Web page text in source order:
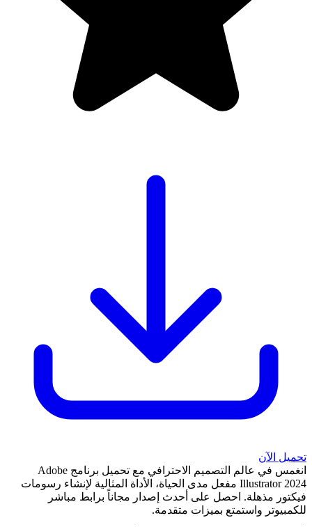
تحميل الآن
انغمس في عالم التصميم الاحترافي مع تحميل برنامج Adobe
Illustrator 2024 مفعل مدى الحياة، الأداة المثالية لإنشاء رسومات
فيكتور مذهلة. احصل على أحدث إصدار مجاناً برابط مباشر
للكمبيوتر واستمتع بميزات متقدمة.